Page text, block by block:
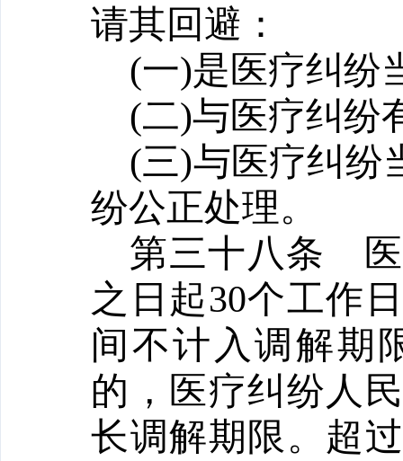
请其回避：
(一)是医疗纠纷
(二)与医疗纠纷
(三)与医疗纠纷
纷公正处理。
第三十八条
之日起30个工作
间不计入调解期
的，医疗纠纷人
长调解期限。超